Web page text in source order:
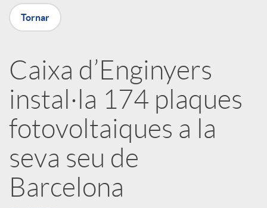
X
a
r
x
e
Tornar
Caixa d’Enginyers
instal·la 174 plaques
fotovoltaiques a la
seva seu de
Barcelona